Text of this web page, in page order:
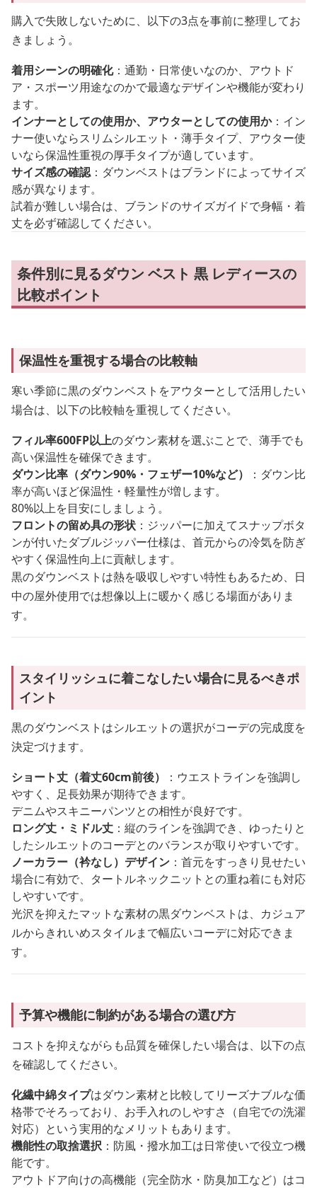
購入で失敗しないために、以下の3点を事前に整理してお
きましょう。
着用シーンの明確化：通勤・日常使いなのか、アウトド
ア・スポーツ用途なのかで最適なデザインや機能が変わり
ます。
インナーとしての使用か、アウターとしての使用か：イン
ナー使いならスリムシルエット・薄手タイプ、アウター使
いなら保温性重視の厚手タイプが適しています。
サイズ感の確認：ダウンベストはブランドによってサイズ
感が異なります。
試着が難しい場合は、ブランドのサイズガイドで身幅・着
丈を必ず確認してください。
条件別に見るダウン ベスト 黒 レディースの
比較ポイント
保温性を重視する場合の比較軸
寒い季節に黒のダウンベストをアウターとして活用したい
場合は、以下の比較軸を重視してください。
フィル率600FP以上のダウン素材を選ぶことで、薄手でも
高い保温性を確保できます。
ダウン比率（ダウン90%・フェザー10%など）
：ダウン比
率が高いほど保温性・軽量性が増します。
80%以上を目安にしましょう。
フロントの留め具の形状 ：ジッパーに加えてスナップボタ
ンが付いたダブルジッパー仕様は、首元からの冷気を防ぎ
やすく保温性向上に貢献します。
黒のダウンベストは熱を吸収しやすい特性もあるため、日
中の屋外使用では想像以上に暖かく感じる場面がありま
す。
スタイリッシュに着こなしたい場合に見るべきポ
イント
黒のダウンベストはシルエットの選択がコーデの完成度を
決定づけます。
ショート丈（着丈60cm前後）
：ウエストラインを強調し
やすく、足長効果が期待できます。
デニムやスキニーパンツとの相性が良好です。
ロング丈・ミドル丈 ：縦のラインを強調でき、ゆったりと
したシルエットのコーデとのバランスが取りやすいです。
ノーカラー（衿なし）デザイン ：首元をすっきり見せたい
場合に有効で、タートルネックニットとの重ね着にも対応
しやすいです。
光沢を抑えたマットな素材の黒ダウンベストは、カジュア
ルからきれいめスタイルまで幅広いコーデに対応できま
す。
予算や機能に制約がある場合の選び方
コストを抑えながらも品質を確保したい場合は、以下の点
を確認してください。
化繊中綿タイプはダウン素材と比較してリーズナブルな価
格帯でそろっており、お手入れのしやすさ（自宅での洗濯
対応）という実用的なメリットもあります。
機能性の取捨選択 ：防風・撥水加工は日常使いで役立つ機
能です。
アウトドア向けの高機能（完全防水・防臭加工など）はコ